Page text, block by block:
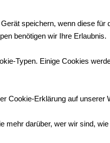
speichern, wenn diese für
benötigen wir Ihre Erlaubnis.
Typen. Einige Cookies
Cookie-Erklärung auf unserer
mehr darüber, wer wir sind,